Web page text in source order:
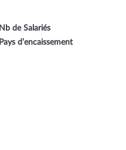
Nb de Salariés
Pays d’encaissement